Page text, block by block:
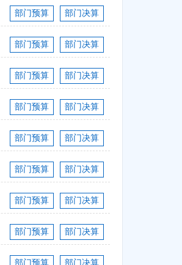
部门预算 部门决算
部门预算 部门决算
部门预算 部门决算
部门预算 部门决算
部门预算 部门决算
部门预算 部门决算
部门预算 部门决算
部门预算 部门决算
部门预算 部门决算